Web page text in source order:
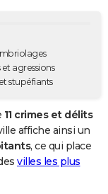
agressions
stupéfiants
11 crimes et délits
affiche ainsi un
, ce qui place
villes les plus